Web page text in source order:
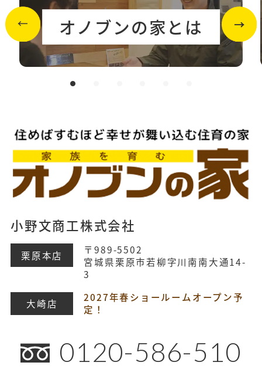
オノブンの家とは
小野文商工株式会社
栗原本店
〒989-5502
宮城県栗原市若柳字川南南大通14-
3
大崎店
2027年春ショールームオープン予
定！
0120-586-510